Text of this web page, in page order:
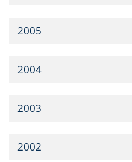
2005
2004
2003
2002